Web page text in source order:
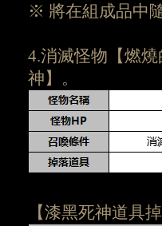
※ 將在組成品中
4.消滅怪物【燃
神】。
【漆黑死神道具